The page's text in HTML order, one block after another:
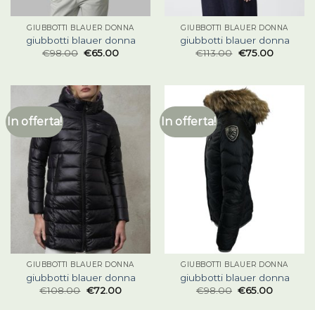
GIUBBOTTI BLAUER DONNA
giubbotti blauer donna
€98.00 €65.00
GIUBBOTTI BLAUER DONNA
giubbotti blauer donna
€113.00 €75.00
In offerta!
GIUBBOTTI BLAUER DONNA
giubbotti blauer donna
€108.00 €72.00
In offerta!
GIUBBOTTI BLAUER DONNA
giubbotti blauer donna
€98.00 €65.00